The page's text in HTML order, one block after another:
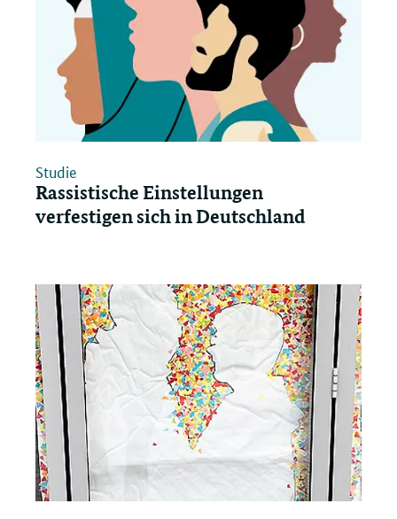
Studie
Rassistische Einstellungen
verfestigen sich in Deutschland